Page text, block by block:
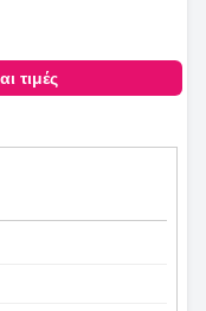
τιμές